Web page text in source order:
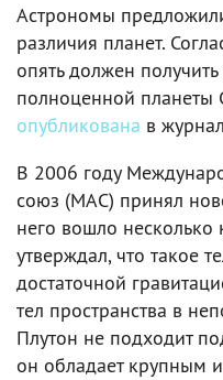
Астрономы
различия планет.
опять должен
полноценной планеты
опубликована в
В 2006 году
союз (МАС) принял
него вошло несколько
утверждал, что такое
достаточной
тел пространства в
Плутон не подходит
он обладает крупным